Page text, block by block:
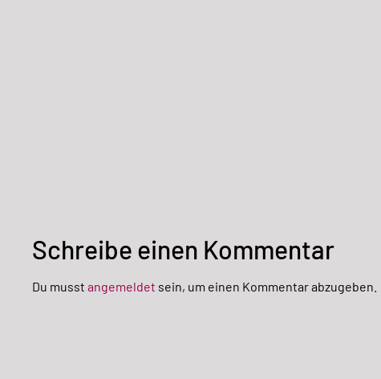
Schreibe einen Kommentar
Du musst angemeldet sein, um einen Kommentar abzugeben.